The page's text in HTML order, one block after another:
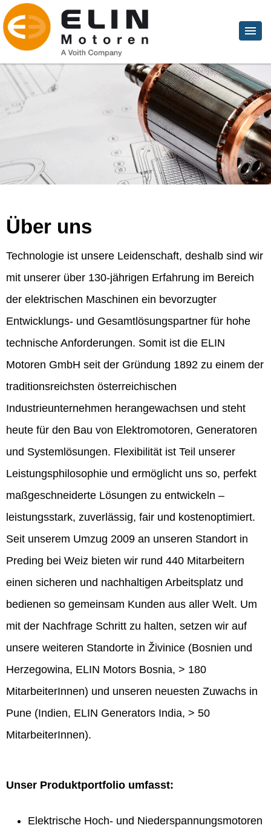
Über uns
Technologie ist unsere Leidenschaft, deshalb sind wir
mit unserer über 130-jährigen Erfahrung im Bereich
der elektrischen Maschinen ein bevorzugter
Entwicklungs- und Gesamtlösungspartner für hohe
technische Anforderungen. Somit ist die ELIN
Motoren GmbH seit der Gründung 1892 zu einem der
traditionsreichsten österreichischen
Industrieunternehmen herangewachsen und steht
heute für den Bau von Elektromotoren, Generatoren
und Systemlösungen. Flexibilität ist Teil unserer
Leistungsphilosophie und ermöglicht uns so, perfekt
maßgeschneiderte Lösungen zu entwickeln –
leistungsstark, zuverlässig, fair und kostenoptimiert.
Seit unserem Umzug 2009 an unseren Standort in
Preding bei Weiz bieten wir rund 440 Mitarbeitern
einen sicheren und nachhaltigen Arbeitsplatz und
bedienen so gemeinsam Kunden aus aller Welt. Um
mit der Nachfrage Schritt zu halten, setzen wir auf
unsere weiteren Standorte in Živinice (Bosnien und
Herzegowina, ELIN Motors Bosnia, > 180
MitarbeiterInnen) und unseren neuesten Zuwachs in
Pune (Indien, ELIN Generators India, > 50
MitarbeiterInnen).
Unser Produktportfolio umfasst:
Elektrische Hoch- und Niederspannungsmotoren